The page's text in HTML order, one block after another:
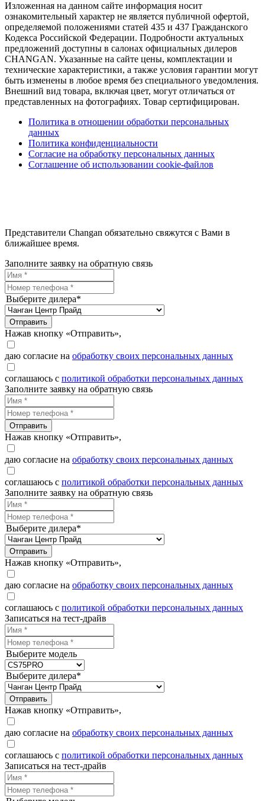
Изложенная на данном сайте информация носит
ознакомительный характер не является публичной офертой,
определяемой положениями статей 435 и 437 Гражданского
Кодекса Российской Федерации. Подробности актуальных
предложений доступны в салонах официальных дилеров
CHANGAN. Указанные на сайте цены, комплектации и
технические характеристики, а также условия гарантии могут
быть изменены в любое время без специального уведомления.
Внешний вид товара, включая цвет, могут отличаться от
представленных на фотографиях. Товар сертифицирован.
Политика в отношении обработки персональных
данных
Политика конфиденциальности
Согласие на обработку персональных данных
Соглашение об использовании cookie-файлов
Представители Changan обязательно свяжутся с Вами в
ближайшее время.
Заполните заявку на обратную связь
Выберите дилера*
Отправить
Нажав кнопку «Отправить»,
даю согласие на обработку своих персональных данных
соглашаюсь с политикой обработки персональных данных
Заполните заявку на обратную связь
Отправить
Нажав кнопку «Отправить»,
даю согласие на обработку своих персональных данных
соглашаюсь с политикой обработки персональных данных
Заполните заявку на обратную связь
Выберите дилера*
Отправить
Нажав кнопку «Отправить»,
даю согласие на обработку своих персональных данных
соглашаюсь с политикой обработки персональных данных
Записаться на тест-драйв
Выберите модель
Выберите дилера*
Отправить
Нажав кнопку «Отправить»,
даю согласие на обработку своих персональных данных
соглашаюсь с политикой обработки персональных данных
Записаться на тест-драйв